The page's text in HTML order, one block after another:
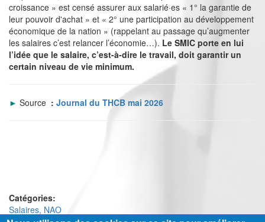
croissance » est censé assurer aux salarié·es « 1° la garantie de
leur pouvoir d'achat » et « 2° une participation au développement
économique de la nation » (rappelant au passage qu’augmenter
les salaires c’est relancer l’économie…). Le SMIC porte en lui
l’idée que le salaire, c’est-à-dire le travail, doit garantir un
certain niveau de vie minimum.
► Source : Journal du THCB mai 2026
Catégories:
Salaires, NAO